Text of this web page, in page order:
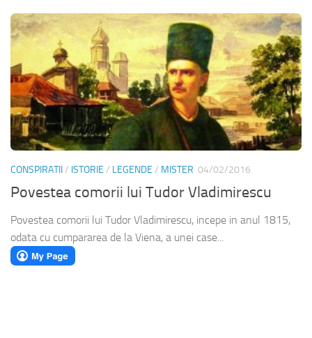
CONSPIRATII/ ISTORIE / LEGENDE / MISTER 04/02/2016
Povestea comorii lui Tudor Vladimirescu
Povestea comorii lui Tudor Vladimirescu, incepe in anul 1815,
odata cu cumpararea de la Viena, a unei case...